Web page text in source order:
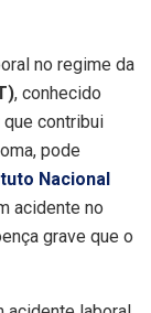
no regime da
, conhecido
que contribui
pode
Nacional
acidente no
grave que o